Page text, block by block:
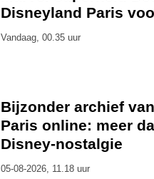
Disneyland Paris
Vandaag, 00.35 uur
Bijzonder archief
Paris online: meer
Disney-nostalgie
05-08-2026, 11.18 uur